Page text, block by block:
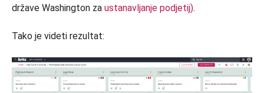
države Washington za ustanavljanje podjetij).
Tako je videti rezultat: